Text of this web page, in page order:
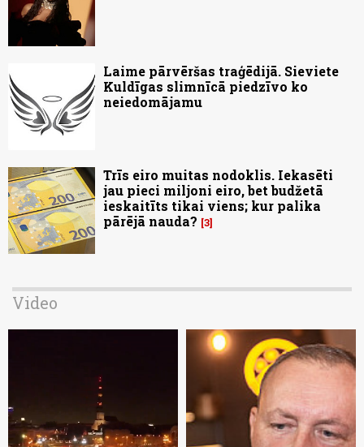
Laime pārvēršas traģēdijā. Sieviete
Kuldīgas slimnīcā piedzīvo ko
neiedomājamu
Trīs eiro muitas nodoklis. Iekasēti
jau pieci miljoni eiro, bet budžetā
ieskaitīts tikai viens; kur palika
pārējā nauda? 3
Video